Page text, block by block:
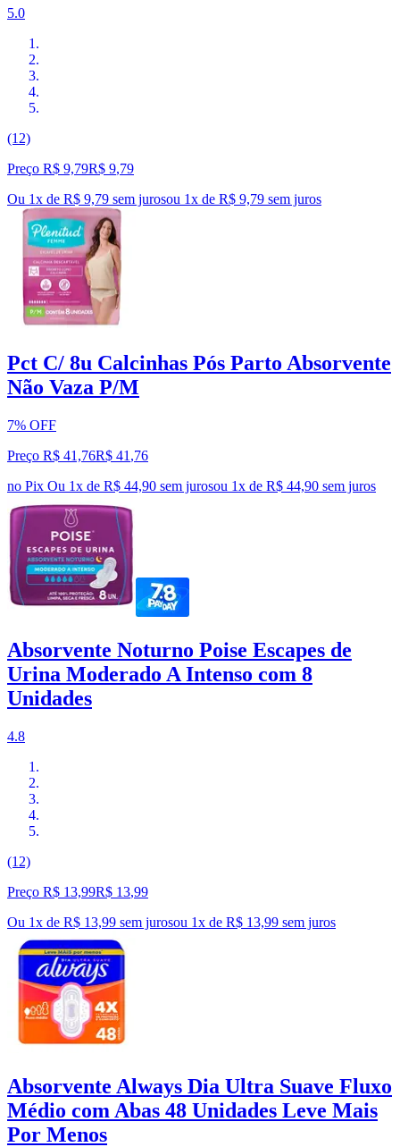
5.0
(12)
Preço R$ 9,79R$ 9,79
Ou 1x de R$ 9,79 sem jurosou 1x de R$ 9,79 sem juros
Pct C/ 8u Calcinhas Pós Parto Absorvente
Não Vaza P/M
7% OFF
Preço R$ 41,76R$ 41 ,76
no Pix Ou 1x de R$ 44,90 sem jurosou 1x de R$ 44,90 sem juros
Absorvente Noturno Poise Escapes de
Urina Moderado A Intenso com 8
Unidades
4.8
(12)
Preço R$ 13,99R$ 13,99
Ou 1x de R$ 13,99 sem jurosou 1x de R$ 13,99 sem juros
Absorvente Always Dia Ultra Suave Fluxo
Médio com Abas 48 Unidades Leve Mais
Por Menos